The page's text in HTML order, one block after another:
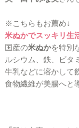
※こちらもお薦め↓
米ぬかでスッキリ生
国産の米ぬかを特別
ルシウム、鉄、ビタ
牛乳などに溶かして
食物繊維が美腸へと